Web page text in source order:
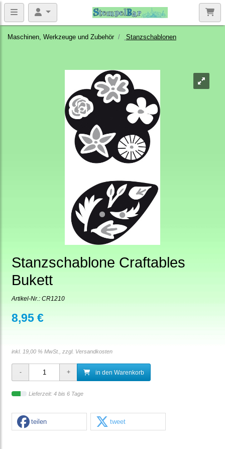
Maschinen, Werkzeuge und Zubehör Stanzschablonen
Stanzschablone Craftables
Bukett
Artikel-Nr.: CR1210
8,95 €
inkl. 19,00 % MwSt., zzgl. Versandkosten
in den Warenkorb
Lieferzeit: 4 bis 6 Tage
teilen tweet